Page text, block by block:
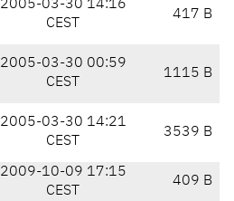
2005-03-30 14:16
CEST
417 B
2005-03-30 00:59
CEST
1115 B
2005-03-30 14:21
CEST
3539 B
2009-10-09 17:15
CEST
409 B